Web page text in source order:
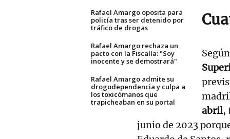
Rafael Amargo oposita para
policía tras ser detenido por
tráfico de drogas
Rafael Amargo rechaza un
pacto con la Fiscalía: "Soy
inocente y se demostrará"
Rafael Amargo admite su
drogodependencia y culpa a
los toxicómanos que
trapicheaban en su portal
abril,
junio de 2023